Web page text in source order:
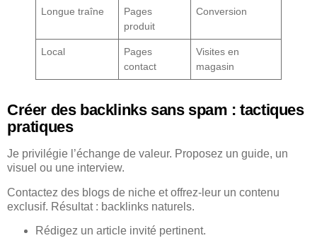
Longue traîne
Pages
produit
Conversion
Local
Pages
contact
Visites en
magasin
Créer des backlinks sans spam : tactiques
pratiques
Je privilégie l’échange de valeur. Proposez un guide, un
visuel ou une interview.
Contactez des blogs de niche et offrez-leur un contenu
exclusif. Résultat : backlinks naturels.
Rédigez un article invité pertinent.